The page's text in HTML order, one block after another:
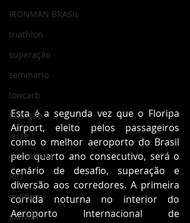
IRONMAN BRASIL
triathlon
superação
seminario
lowcarb
nutrição
lacre
caminhada
RIO
mulheres
Joinville
Esta é a segunda vez que o Floripa
Airport, eleito pelos passageiros
como o melhor aeroporto do Brasil
pelo quarto ano consecutivo, será o
cenário de desafio, superação e
diversão aos corredores. A primeira
corrida noturna no interior do
Aeroporto Internacional de